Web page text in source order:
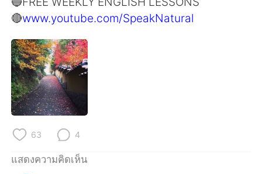
Deutsch 日本語
한국어
Indonesia
Türkçe
Português
🔴www.youtube.com/SpeakNatural
63 4
แสดงความคิดเห็น